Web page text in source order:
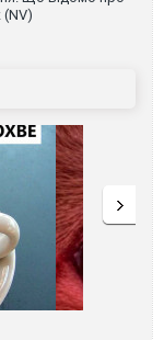
(NV)